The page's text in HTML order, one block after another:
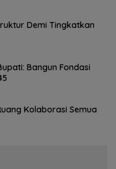
Demi Tingkatkan
Bangun Fondasi
Kolaborasi Semua